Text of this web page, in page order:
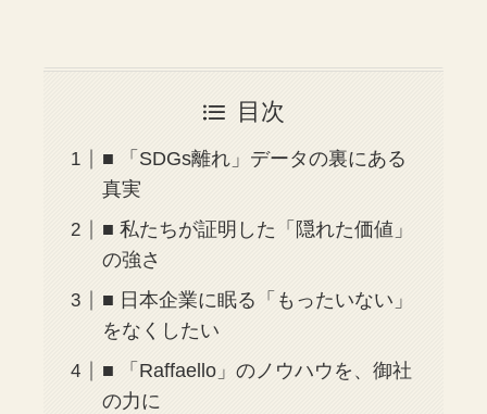
目次
■ 「SDGs離れ」データの裏にある
真実
■ 私たちが証明した「隠れた価値」
の強さ
■ 日本企業に眠る「もったいない」
をなくしたい
■ 「Raffaello」のノウハウを、御社
の力に